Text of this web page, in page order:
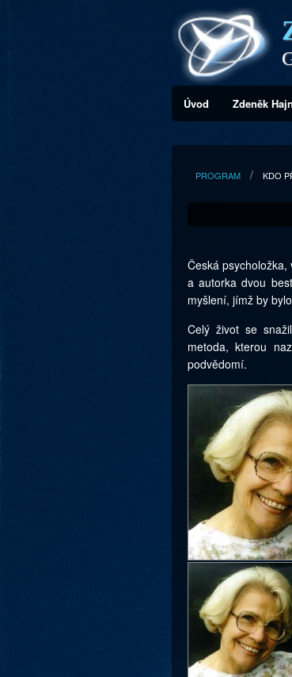
Úvod Zdeněk
PROGRAM KDO
Česká
a autorka dvou
myšlení, jímž by
Celý život se
metoda, kterou
podvědomí.